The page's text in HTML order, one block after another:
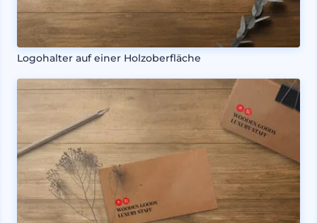
Logohalter auf einer Holzoberfläche